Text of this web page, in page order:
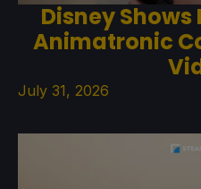
Disney Shows
Animatronic
July 31, 2026